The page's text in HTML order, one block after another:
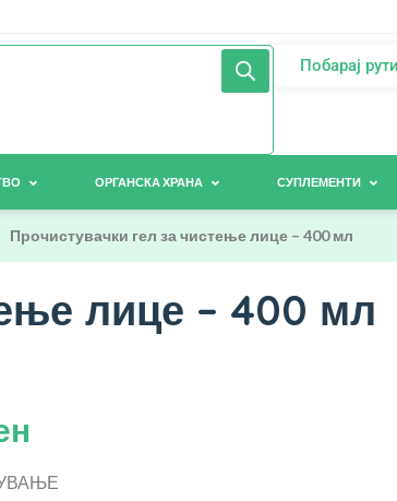
Побарај
ОРГАНСКА ХРАНА СУПЛЕМЕНТИ
Прочистувачки гел за чистење лице – 400 мл
лице – 400 мл